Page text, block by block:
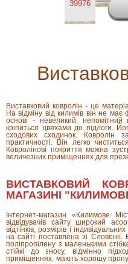
39976
Виставковий ковролін - це
На відміну від килимів він не
основі - невеликий,
кріпиться цвяхами до підлоги.
сходових сходинок. Ковролін
практичності. Він легко
Ковролінові покриття можна
величезних приміщеннях для
ВИСТАВКОВИЙ
МАГАЗИНІ
Інтернет-магазин «Килимове
відвідувачів сайту широкий
відтінків, розмірів і
на сайті поставлена ​​зі Словенії.
поліпропілену з маленькими
стійкі до зносу, відмінно
приміщеннях, мають хорошу